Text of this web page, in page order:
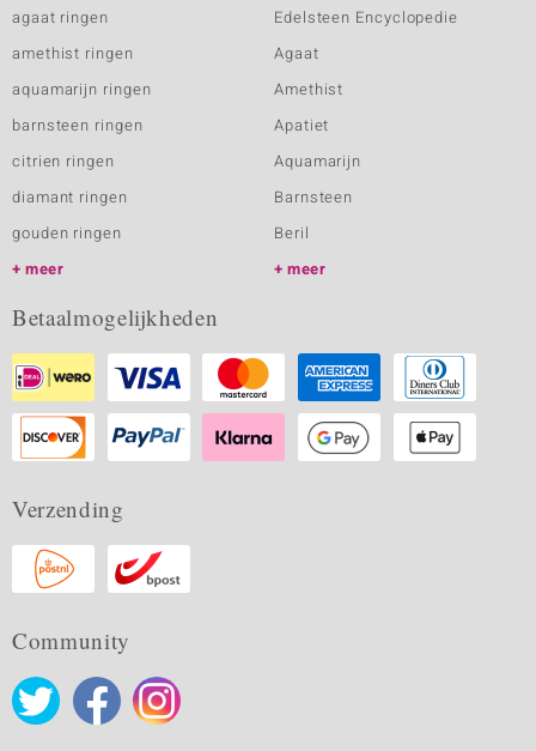
agaat ringen
amethist ringen
aquamarijn ringen
barnsteen ringen
citrien ringen
diamant ringen
gouden ringen
meer
Edelsteen Encyclopedie
Agaat
Amethist
Apatiet
Aquamarijn
Barnsteen
Beril
meer
Betaalmogelijkheden
Verzending
Community